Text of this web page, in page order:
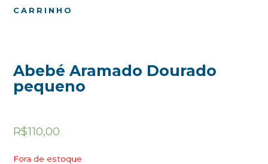
CARRINHO
Abebé Aramado Dourado
pequeno
R$110,00
Fora de estoque